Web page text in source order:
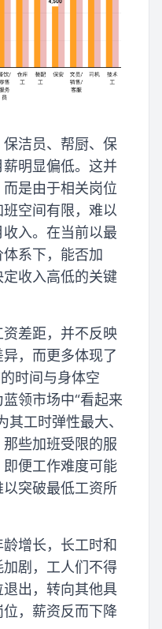
洁员、帮厨、保
明显偏低。这并
是由于相关岗位
空间有限，难以
入。在当前以最
系下，能否加
收入高低的关键
差距，并不反映
，而更多体现了
时间与身体空
领市场中“看起来
其工时弹性最大、
些加班受限的服
便工作难度可能
突破最低工资所
增长，长工时和
剧，工人们不得
出，转向其他具
，薪资反而下降